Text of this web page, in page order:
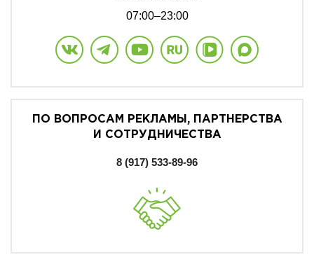
07:00–23:00
ПО ВОПРОСАМ РЕКЛАМЫ, ПАРТНЕРСТВА
И СОТРУДНИЧЕСТВА
8 (917) 533-89-96